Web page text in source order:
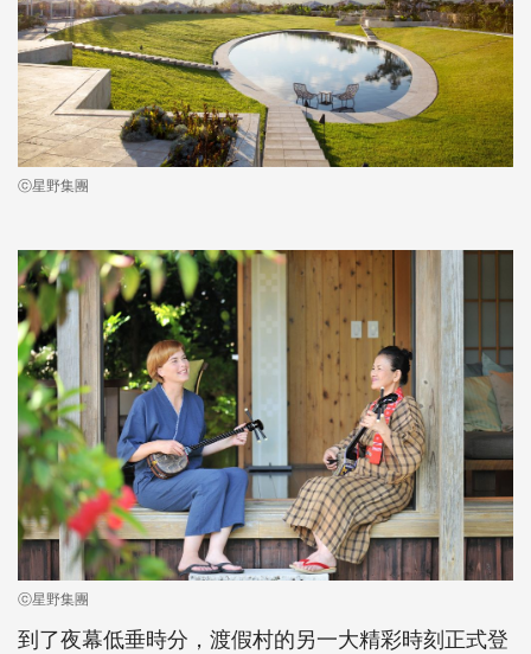
ⓒ星野集團
ⓒ星野集團
到了夜幕低垂時分，渡假村的另一大精彩時刻正式登